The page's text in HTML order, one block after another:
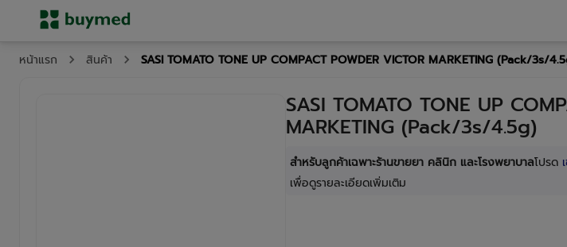
หน้าแรก สินค้า SASI TOMATO TONE UP COMPACT POWDER VICTOR MARKETING (Pack/3s/
SASI TOMATO TONE UP
MARKETING (Pack/3s/4.5g)
สำหรับลูกค้าเฉพาะร้านขายยา คลินิก และโรงพยาบาลโปรด
เพื่อดูรายละเอียดเพิ่มเติม